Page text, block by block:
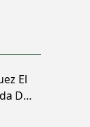
El
Del